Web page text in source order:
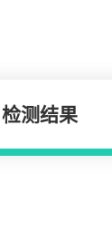
检测结果
果